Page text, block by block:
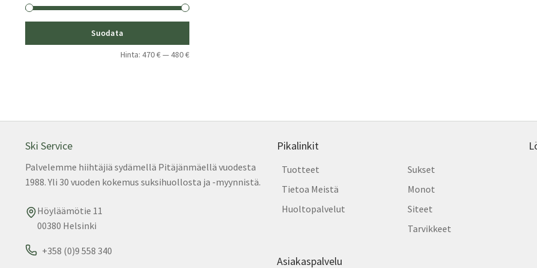
Suodata
Hinta: 470 €—480 €
Ski Service
Palvelemme hiihtäjiä sydämellä Pitäjänmäellä vuodesta
1988. Yli 30 vuoden kokemus suksihuollosta ja -myynnistä.
Höyläämötie 11
00380 Helsinki
+358 (0)9 558 340
Pikalinkit
Tuotteet
Tietoa Meistä
Huoltopalvelut
Sukset
Monot
Siteet
Tarvikkeet
Asiakaspalvelu